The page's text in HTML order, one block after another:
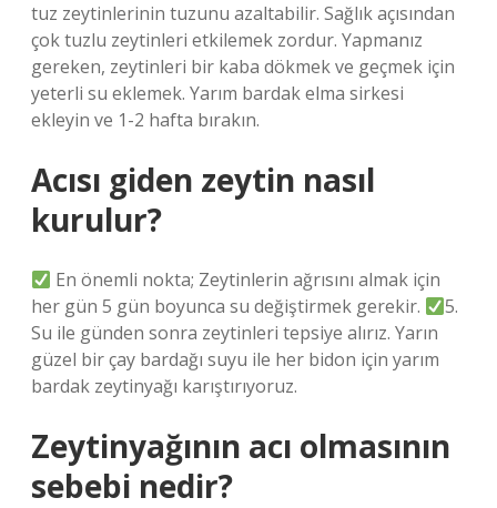
tuz zeytinlerinin tuzunu azaltabilir. Sağlık açısından
çok tuzlu zeytinleri etkilemek zordur. Yapmanız
gereken, zeytinleri bir kaba dökmek ve geçmek için
yeterli su eklemek. Yarım bardak elma sirkesi
ekleyin ve 1-2 hafta bırakın.
Acısı giden zeytin nasıl
kurulur?
En önemli nokta; Zeytinlerin ağrısını almak için
her gün 5 gün boyunca su değiştirmek gerekir.
5.
Su ile günden sonra zeytinleri tepsiye alırız. Yarın
güzel bir çay bardağı suyu ile her bidon için yarım
bardak zeytinyağı karıştırıyoruz.
Zeytinyağının acı olmasının
sebebi nedir?